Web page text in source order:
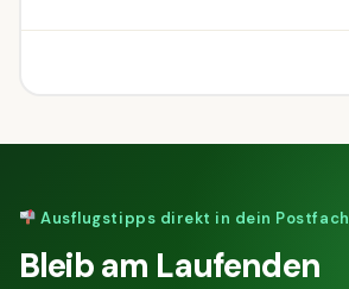
Ausflugstipps direkt in dein Postfach
Bleib am Laufenden